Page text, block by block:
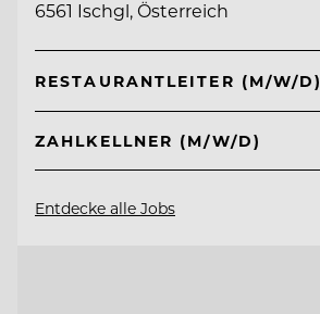
6561 Ischgl, Österreich
RESTAURANTLEITER (M/W/D)
ZAHLKELLNER (M/W/D)
Entdecke alle Jobs